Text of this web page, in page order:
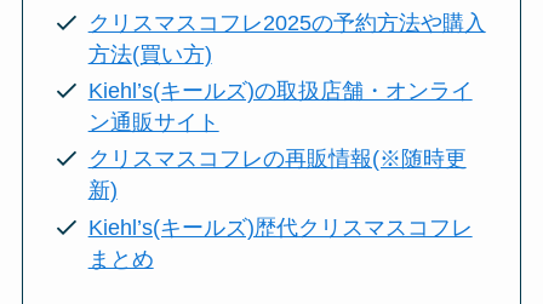
クリスマスコフレ2025の予約方法や購入
方法(買い方)
Kiehl’s(キールズ)の取扱店舗・オンライ
ン通販サイト
クリスマスコフレの再販情報(※随時更
新)
Kiehl’s(キールズ)歴代クリスマスコフレ
まとめ